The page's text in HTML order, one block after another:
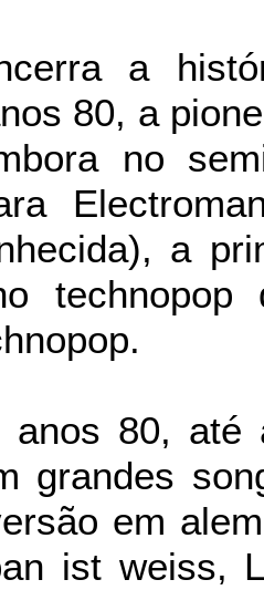
a
80, a
no
a
anos 80,
grandes
em
ist weiss,